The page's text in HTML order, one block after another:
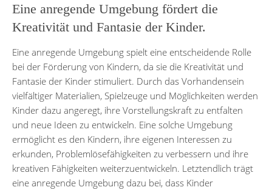
Eine anregende Umgebung fördert die
Kreativität und Fantasie der Kinder.
Eine anregende Umgebung spielt eine entscheidende Rolle
bei der Förderung von Kindern, da sie die Kreativität und
Fantasie der Kinder stimuliert. Durch das Vorhandensein
vielfältiger Materialien, Spielzeuge und Möglichkeiten werden
Kinder dazu angeregt, ihre Vorstellungskraft zu entfalten
und neue Ideen zu entwickeln. Eine solche Umgebung
ermöglicht es den Kindern, ihre eigenen Interessen zu
erkunden, Problemlösefähigkeiten zu verbessern und ihre
kreativen Fähigkeiten weiterzuentwickeln. Letztendlich trägt
eine anregende Umgebung dazu bei, dass Kinder